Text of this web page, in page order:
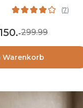
(7)
150.-299.99
Warenkorb